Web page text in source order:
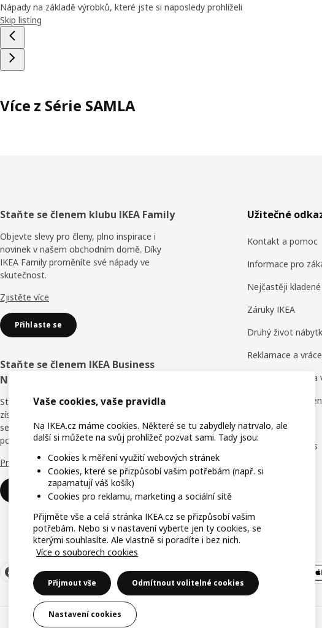
Nápady na základě výrobků, které jste si naposledy prohlíželi
Skip listing
Více z Série SAMLA
Zápatí
Staňte se členem klubu IKEA Family
Objevte slevy pro členy, plno inspirace i
novinek v našem obchodním domě. Díky
IKEA Family proměníte své nápady ve
skutečnost.
Zjistěte více
Přihlaste se
Staňte se členem IKEA Business
Network
Staňte se členem věrnostního programu a
získejte slevy, online školení i výhody pro
sebe i své zaměstnance. Kdo říká, že v
podnikání není nic zadarmo?
Proč právě IKEA Business Network?
Přihlaste se
Užitečné
Kontakt a pomoc
Informace pro
Nejčastěji
Záruky IKEA
Druhý život
Reklamace a
Obchodní domy
Hodnocení a
IKEA Family
IKEA for Business
Vaše cookies, vaše pravidla
Na IKEA.cz máme cookies. Některé se tu zabydlely natrvalo, ale
další si můžete na svůj prohlížeč pozvat sami. Tady jsou:
Cookies k měření využití webových stránek
Cookies, které se přizpůsobí vašim potřebám (např. si
zapamatují váš košík)
Cookies pro reklamu, marketing a sociální sítě
Přijměte vše a celá stránka IKEA.cz se přizpůsobí vašim
potřebám. Nebo si v nastavení vyberte jen ty cookies, se
kterými souhlasíte. Ale vlastně si poradíte i bez nich.
Více o souborech cookies
Přijmout vše Odmítnout volitelné cookies
Nastavení cookies